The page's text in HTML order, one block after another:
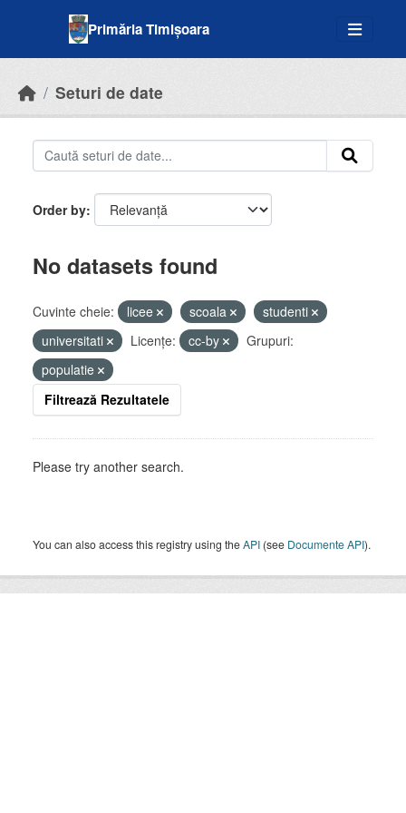
Primăria Timișoara
Seturi de date
Order by
No datasets found
Cuvinte cheie: licee scoala
studenti
universitati
Licenţe: cc-by
Grupuri:
populatie
Filtrează Rezultatele
Please try another search.
You can also access this registry using theAPI (see Documente API).